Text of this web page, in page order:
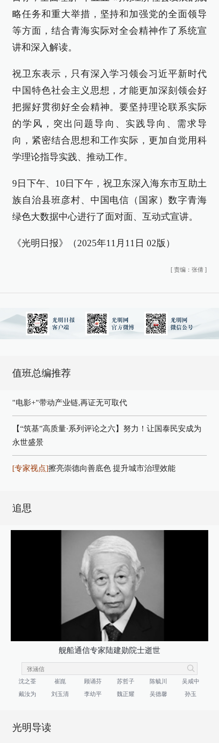
略任务和重大举措，坚持和加强党的全面领导
等方面，结合青海实际对全会精神作了系统宣
讲和深入解读。
祝卫东表示，只有深入学习领会习近平新时代
中国特色社会主义思想，才能更加深刻领会好
把握好贯彻好全会精神。要坚持理论联系实际
的学风，突出问题导向、实践导向、需求导
向，紧密结合思想和工作实际，更加自觉用科
学理论指导实践、推动工作。
9日下午、10日下午，祝卫东深入海东市互助土
族自治县班彦村、中国电信（国家）数字青海
绿色大数据中心进行了面对面、互动式宣讲。
《光明日报》（2025年11月11日 02版）
[ 责编：张倩 ]
值班总编推荐
"电影+"带动产业链,再证无可取代
【“筑基”高质量·系列评论之六】努力！让国泰民安成为
永世盛景
[专家视点]擦亮崇德向善底色 提升城市治理效能
追思
舰船通信专家陆建勋院士逝世
沈之荃 崔崑 顾诵芬 苏哲子 陈毓川
吴咸中
戴汝为
刘玉清 李幼平 魏正耀 吴德馨 孙玉
光明导读